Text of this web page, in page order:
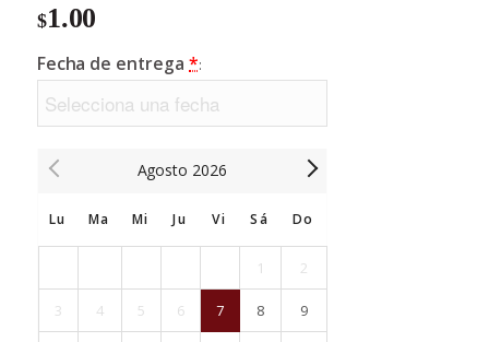
$1.00
Fecha de entrega*:
Agosto 2026
Lu Ma Mi Ju Vi Sá Do
1 2
3 4 5 6 7 8 9